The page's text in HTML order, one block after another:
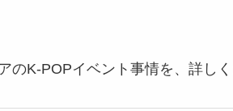
のK-POPイベント事情を、詳しく